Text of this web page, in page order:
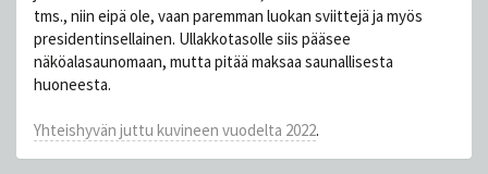
tms., niin eipä ole, vaan paremman luokan sviittejä ja myös
presidentinsellainen. Ullakkotasolle siis pääsee
näköalasaunomaan, mutta pitää maksaa saunallisesta
huoneesta.
Yhteishyvän juttu kuvineen vuodelta 2022.